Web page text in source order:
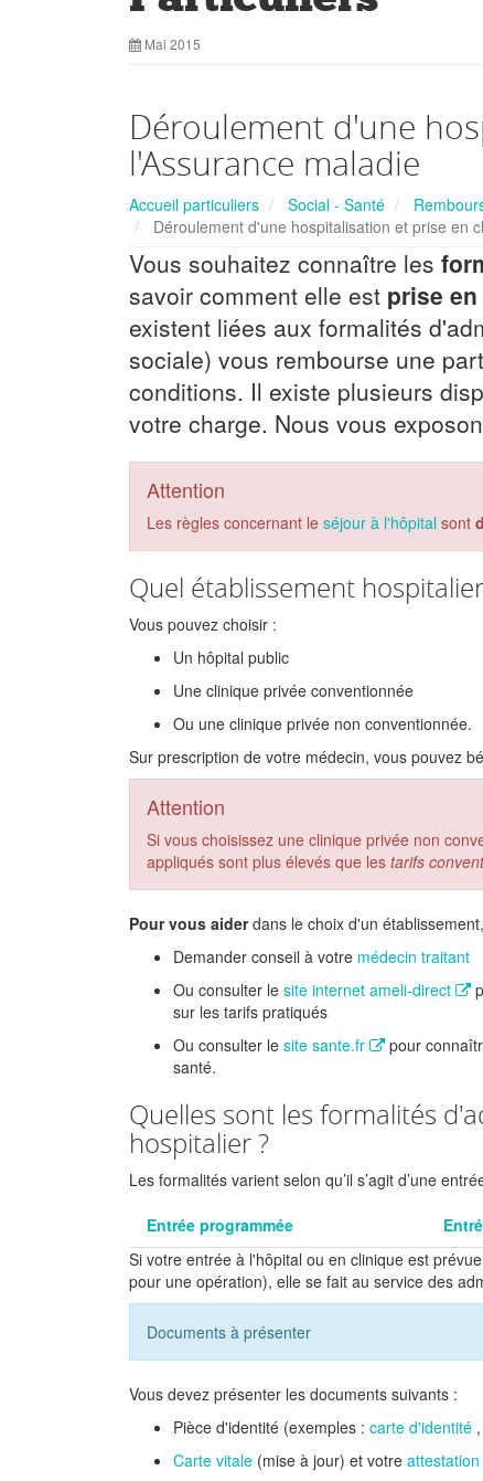
Mai 2015
Déroulement d'une
l'Assurance maladie
Accueil particuliers Social - Santé
Déroulement d'une hospitalisation et prise en
Vous souhaitez connaître les
savoir comment elle est prise
existent liées aux formalités
sociale) vous rembourse une
conditions. Il existe plusieurs
votre charge. Nous vous
Attention
Les règles concernant le séjour à l'hôpital sont
Quel établissement
Vous pouvez choisir :
Un hôpital public
Une clinique privée conventionnée
Ou une clinique privée non conventionnée.
Sur prescription de votre médecin, vous pouvez
Attention
Si vous choisissez une clinique privée non
appliqués sont plus élevés que les tarifs
Pour vous aider dans le choix d'un
Demander conseil à votre médecin traitant
Ou consulter le site internet ameli-direct
sur les tarifs pratiqués
Ou consulter le site sante.fr
pour
santé.
Quelles sont les formalités
hospitalier ?
Les formalités varient selon qu’il s’agit d’une
Entrée programmée
Si votre entrée à l'hôpital ou en clinique est
pour une opération), elle se fait au service des
Documents à présenter
Vous devez présenter les documents suivants :
Pièce d'identité (exemples : carte d'identité ,
Carte vitale (mise à jour) et votre